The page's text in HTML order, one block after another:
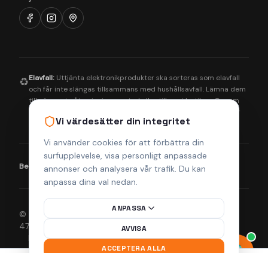
Vi värdesätter din integritet
Vi använder cookies för att förbättra din
surfupplevelse, visa personligt anpassade
annonser och analysera vår trafik. Du kan
anpassa dina val nedan.
ANPASSA
AVVISA
ACCEPTERA ALLA
♻️Elavfall: Uttjänta elektronikprodukter ska sorteras som elavfall
och får inte slängas tillsammans med hushållsavfall. Lämna dem
till närmaste återvinningscentral eller till oss i butiken. Genom
korrekt hantering bidrar du till en bättre miljö och säkerställer
att farliga ämnen tas om hand på rätt sätt.
Betalningsmetoder: Visa Mastercard Klarna
© 2026 Helsingborgs Teknikcenter AB (Org.nr 556943-
4755). Alla rättigheter förbehållna.
IntegritetspolicyKöpvillkorReturpolicyFrakt & Leverans